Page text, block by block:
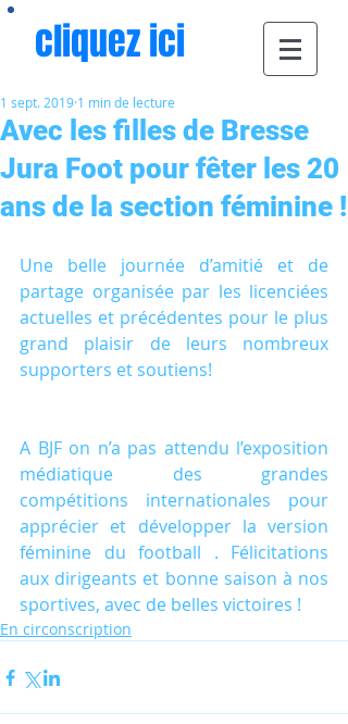
cliquez ici
Avec les filles de Bresse
Jura Foot pour fêter les 20
ans de la section féminine !
1 sept. 2019 1 min de lecture
Une belle journée d’amitié et de
partage organisée par les licenciées
actuelles et précédentes pour le plus
grand plaisir de leurs nombreux
supporters et soutiens!
A BJF on n’a pas attendu l’exposition
médiatique des grandes
compétitions internationales pour
apprécier et développer la version
féminine du football . Félicitations
aux dirigeants et bonne saison à nos
sportives, avec de belles victoires !
En circonscription